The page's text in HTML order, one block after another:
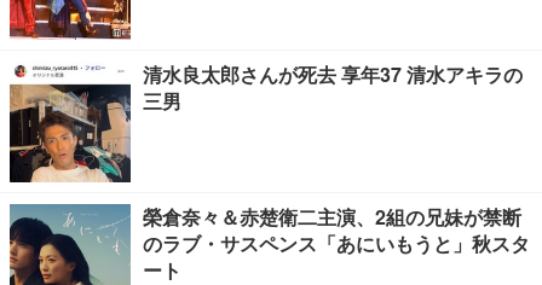
清水良太郎さんが死去 享年37 清水アキラの
三男
榮倉奈々＆赤楚衛二主演、2組の兄妹が禁断
のラブ・サスペンス「あにいもうと」秋スタ
ート